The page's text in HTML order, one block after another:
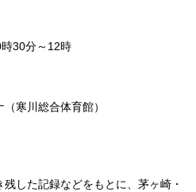
30分～12時
寒川総合体育館）
した記録などをもとに、茅ヶ崎・